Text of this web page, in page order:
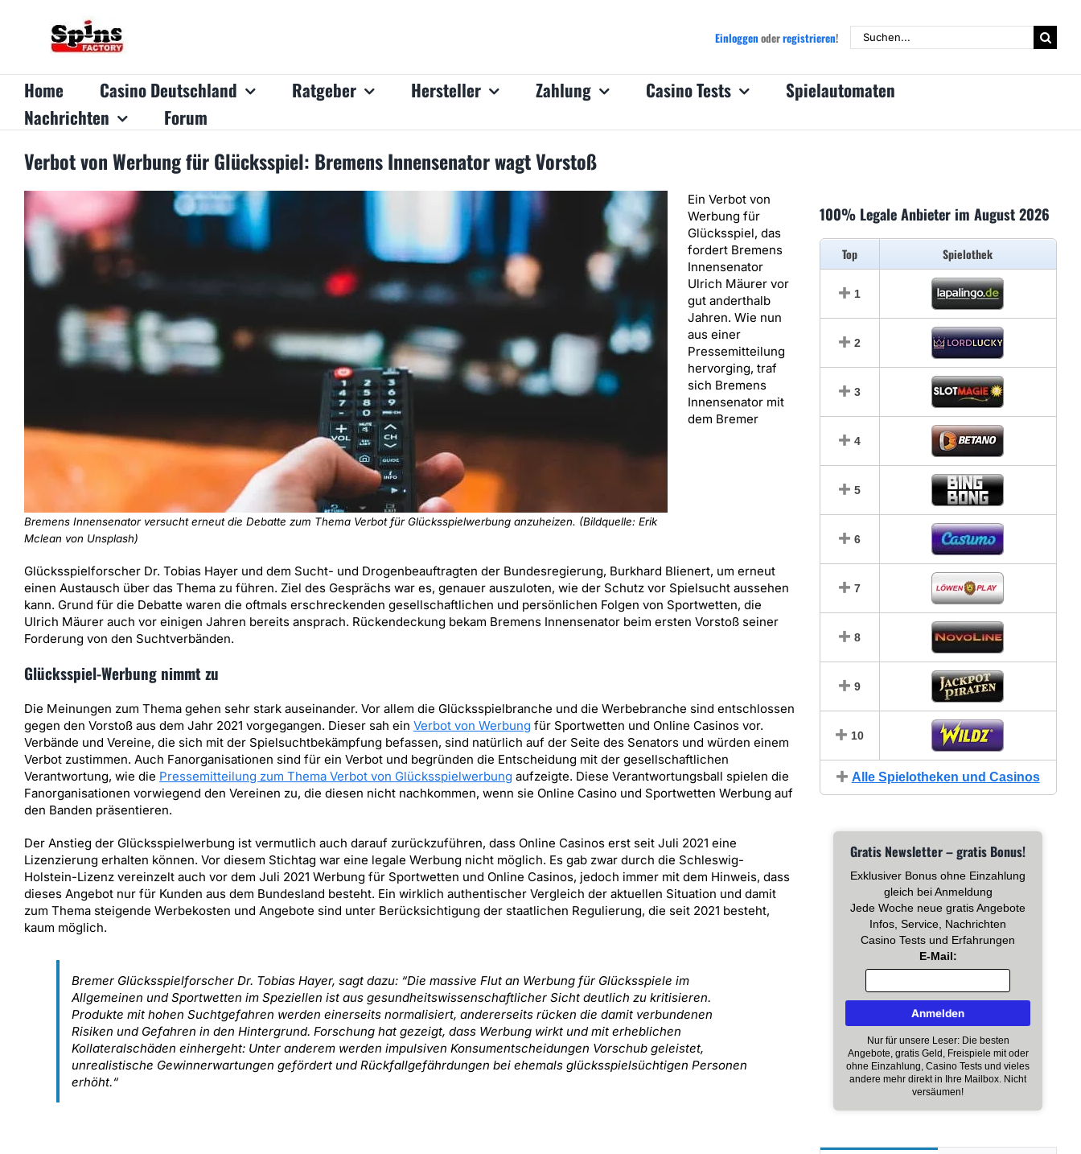
Einloggenoderregistrieren!
Suche
nach:
Home Casino Deutschland Ratgeber Hersteller Zahlung Casino Tests
Spielautomaten
Nachrichten
Forum
Verbot von Werbung für Glücksspiel: Bremens Innensenator wagt Vorstoß
Bremens Innensenator versucht erneut die Debatte zum Thema Verbot für Glücksspielwerbung anzuheizen. (Bildquelle: Erik
Mclean von Unsplash)
Ein Verbot von
Werbung für
Glücksspiel, das
fordert Bremens
Innensenator
Ulrich Mäurer vor
gut anderthalb
Jahren. Wie nun
aus einer
Pressemitteilung
hervorging, traf
sich Bremens
Innensenator mit
dem Bremer
Glücksspielforscher Dr. Tobias Hayer und dem Sucht- und Drogenbeauftragten der Bundesregierung, Burkhard Blienert, um erneut
einen Austausch über das Thema zu führen. Ziel des Gesprächs war es, genauer auszuloten, wie der Schutz vor Spielsucht aussehen
kann. Grund für die Debatte waren die oftmals erschreckenden gesellschaftlichen und persönlichen Folgen von Sportwetten, die
Ulrich Mäurer auch vor einigen Jahren bereits ansprach. Rückendeckung bekam Bremens Innensenator beim ersten Vorstoß seiner
Forderung von den Suchtverbänden.
Glücksspiel-Werbung nimmt zu
Die Meinungen zum Thema gehen sehr stark auseinander. Vor allem die Glücksspielbranche und die Werbebranche sind entschlossen
gegen den Vorstoß aus dem Jahr 2021 vorgegangen. Dieser sah ein Verbot von Werbung für Sportwetten und Online Casinos vor.
Verbände und Vereine, die sich mit der Spielsuchtbekämpfung befassen, sind natürlich auf der Seite des Senators und würden einem
Verbot zustimmen. Auch Fanorganisationen sind für ein Verbot und begründen die Entscheidung mit der gesellschaftlichen
Verantwortung, wie die Pressemitteilung zum Thema Verbot von Glücksspielwerbung aufzeigte. Diese Verantwortungsball spielen die
Fanorganisationen vorwiegend den Vereinen zu, die diesen nicht nachkommen, wenn sie Online Casino und Sportwetten Werbung auf
den Banden präsentieren.
Der Anstieg der Glücksspielwerbung ist vermutlich auch darauf zurückzuführen, dass Online Casinos erst seit Juli 2021 eine
Lizenzierung erhalten können. Vor diesem Stichtag war eine legale Werbung nicht möglich. Es gab zwar durch die Schleswig-
Holstein-Lizenz vereinzelt auch vor dem Juli 2021 Werbung für Sportwetten und Online Casinos, jedoch immer mit dem Hinweis, dass
dieses Angebot nur für Kunden aus dem Bundesland besteht. Ein wirklich authentischer Vergleich der aktuellen Situation und damit
zum Thema steigende Werbekosten und Angebote sind unter Berücksichtigung der staatlichen Regulierung, die seit 2021 besteht,
kaum möglich.
Bremer Glücksspielforscher Dr. Tobias Hayer, sagt dazu: “Die massive Flut an Werbung für Glücksspiele im
Allgemeinen und Sportwetten im Speziellen ist aus gesundheitswissenschaftlicher Sicht deutlich zu kritisieren.
Produkte mit hohen Suchtgefahren werden einerseits normalisiert, andererseits rücken die damit verbundenen
Risiken und Gefahren in den Hintergrund. Forschung hat gezeigt, dass Werbung wirkt und mit erheblichen
Kollateralschäden einhergeht: Unter anderem werden impulsiven Konsumentscheidungen Vorschub geleistet,
unrealistische Gewinnerwartungen gefördert und Rückfallgefährdungen bei ehemals glücksspielsüchtigen Personen
erhöht.“
100% Legale Anbieter im August 2026
Top Spielothek
1
2
3
4
5
6
7
8
9
10
Alle Spielotheken und Casinos
Gratis Newsletter – gratis Bonus!
Exklusiver Bonus ohne Einzahlung
gleich bei Anmeldung
Jede Woche neue gratis Angebote
Infos, Service, Nachrichten
Casino Tests und Erfahrungen
E-Mail:
Nur für unsere Leser: Die besten
Angebote, gratis Geld, Freispiele mit oder
ohne Einzahlung, Casino Tests und vieles
andere mehr direkt in Ihre Mailbox. Nicht
versäumen!